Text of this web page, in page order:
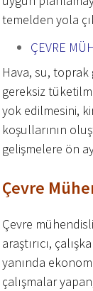
temelden yola
ÇEVRE
Hava, su,
gereksiz
yok edilmesini,
koşullarının
gelişmelere ön
Çevre
Çevre
araştırıcı,
yanında
çalışmalar